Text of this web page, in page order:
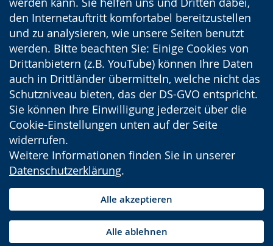
den Internetauftritt komfortabel bereitzustellen
und zu analysieren, wie unsere Seiten benutzt
werden. Bitte beachten Sie: Einige Cookies von
Drittanbietern (z.B. YouTube) können Ihre Daten
auch in Drittländer übermitteln, welche nicht das
Schutzniveau bieten, das der DS-GVO entspricht.
Sie können Ihre Einwilligung jederzeit über die
Cookie-Einstellungen unten auf der Seite
widerrufen.
Weitere Informationen finden Sie in unserer
Datenschutzerklärung.
Alle akzeptieren
Alle ablehnen